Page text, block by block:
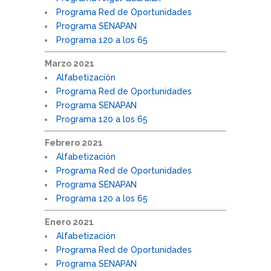
Programa Red de Oportunidades
Programa SENAPAN
Programa 120 a los 65
Marzo 2021
Alfabetización
Programa Red de Oportunidades
Programa SENAPAN
Programa 120 a los 65
Febrero 2021
Alfabetización
Programa Red de Oportunidades
Programa SENAPAN
Programa 120 a los 65
Enero 2021
Alfabetización
Programa Red de Oportunidades
Programa SENAPAN